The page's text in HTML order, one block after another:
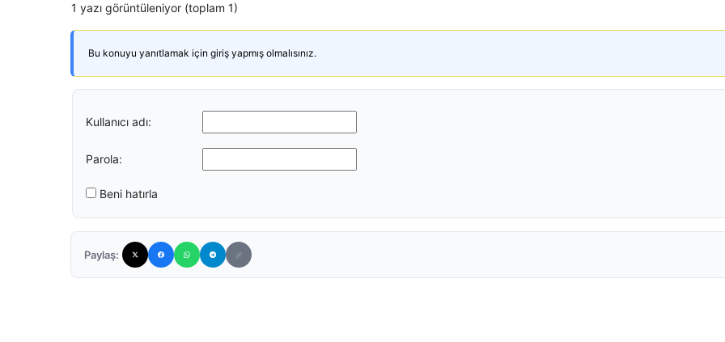
1 yazı görüntüleniyor (toplam 1)
Bu konuyu yanıtlamak için giriş yapmış olmalısınız.
Kullanıcı adı:
Parola:
Beni hatırla
Paylaş: